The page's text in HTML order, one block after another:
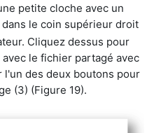
petite cloche avec un
le coin supérieur droit
Cliquez dessus pour
le fichier partagé avec
l'un des deux boutons pour
(3) (Figure 19).